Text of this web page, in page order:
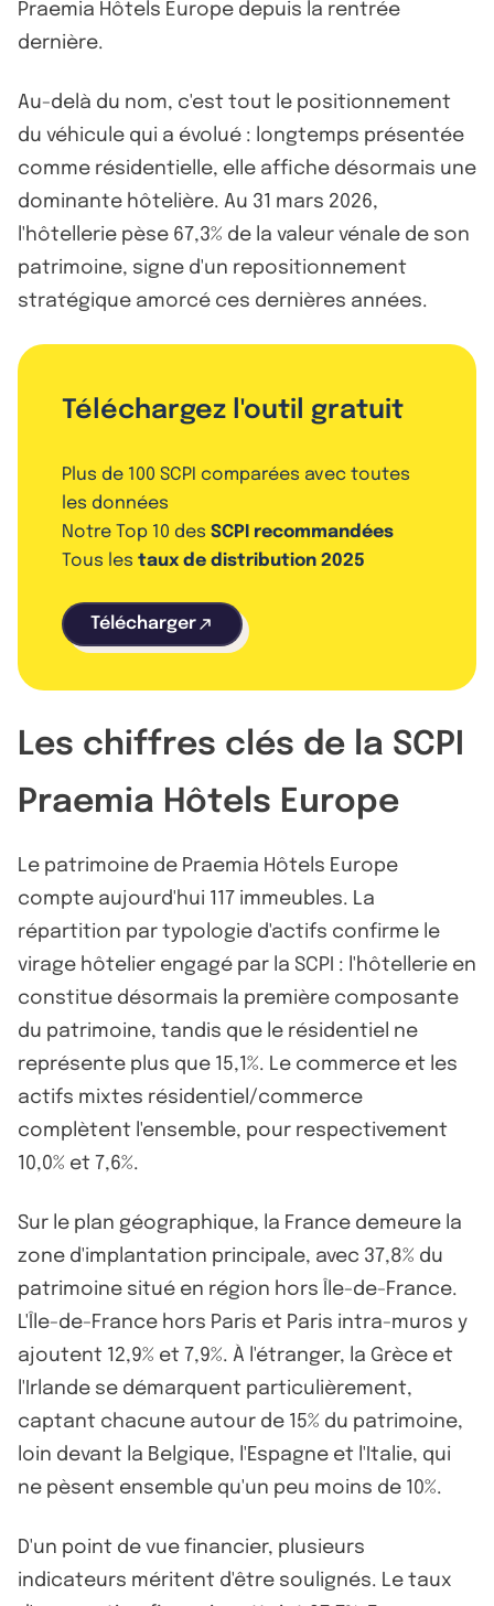
Praemia Hôtels Europe depuis la rentrée
dernière.
Au-delà du nom, c'est tout le positionnement
du véhicule qui a évolué : longtemps présentée
comme résidentielle, elle affiche désormais une
dominante hôtelière. Au 31 mars 2026,
l'hôtellerie pèse 67,3% de la valeur vénale de son
patrimoine, signe d'un repositionnement
stratégique amorcé ces dernières années.
Téléchargez l'outil gratuit
Plus de 100 SCPI comparées avec toutes
les données
Notre Top 10 des SCPI recommandées
Tous les taux de distribution 2025
Télécharger
Les chiffres clés de la SCPI
Praemia Hôtels Europe
Le patrimoine de Praemia Hôtels Europe
compte aujourd'hui 117 immeubles. La
répartition par typologie d'actifs confirme le
virage hôtelier engagé par la SCPI : l'hôtellerie en
constitue désormais la première composante
du patrimoine, tandis que le résidentiel ne
représente plus que 15,1%. Le commerce et les
actifs mixtes résidentiel/commerce
complètent l'ensemble, pour respectivement
10,0% et 7,6%.
Sur le plan géographique, la France demeure la
zone d'implantation principale, avec 37,8% du
patrimoine situé en région hors Île-de-France.
L'Île-de-France hors Paris et Paris intra-muros y
ajoutent 12,9% et 7,9%. À l'étranger, la Grèce et
l'Irlande se démarquent particulièrement,
captant chacune autour de 15% du patrimoine,
loin devant la Belgique, l'Espagne et l'Italie, qui
ne pèsent ensemble qu'un peu moins de 10%.
D'un point de vue financier, plusieurs
indicateurs méritent d'être soulignés. Le taux